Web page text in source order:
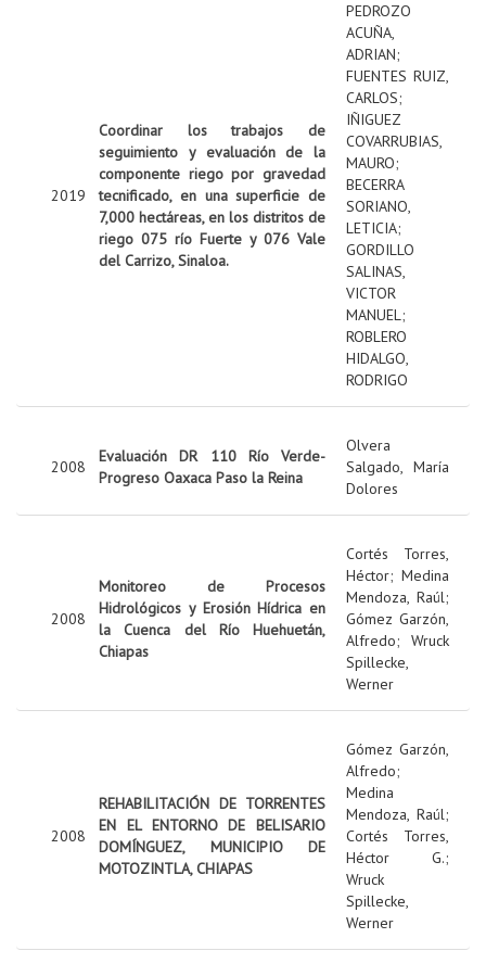
2019
Coordinar los trabajos de
seguimiento y evaluación de la
componente riego por gravedad
tecnificado, en una superficie de
7,000 hectáreas, en los distritos de
riego 075 río Fuerte y 076 Vale
del Carrizo, Sinaloa.
PEDROZO
ACUÑA,
ADRIAN;
FUENTES RUIZ,
CARLOS;
IÑIGUEZ
COVARRUBIAS,
MAURO;
BECERRA
SORIANO,
LETICIA;
GORDILLO
SALINAS,
VICTOR
MANUEL;
ROBLERO
HIDALGO,
RODRIGO
2008
Evaluación DR 110 Río Verde-
Progreso Oaxaca Paso la Reina
Olvera
Salgado, María
Dolores
2008
Monitoreo de Procesos
Hidrológicos y Erosión Hídrica en
la Cuenca del Río Huehuetán,
Chiapas
Cortés Torres,
Héctor; Medina
Mendoza, Raúl;
Gómez Garzón,
Alfredo; Wruck
Spillecke,
Werner
2008
REHABILITACIÓN DE TORRENTES
EN EL ENTORNO DE BELISARIO
DOMÍNGUEZ, MUNICIPIO DE
MOTOZINTLA, CHIAPAS
Gómez Garzón,
Alfredo;
Medina
Mendoza, Raúl;
Cortés Torres,
Héctor G.;
Wruck
Spillecke,
Werner